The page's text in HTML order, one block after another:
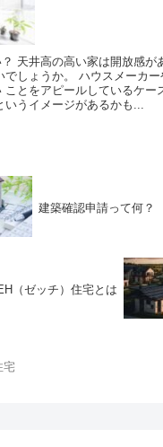
天井高の高い家は開放感が
でしょうか。 ハウスメーカ
ことをアピールしているケー
うイメージがあるかも...
建築確認申請って何？
（ゼッチ）住宅とは
宅